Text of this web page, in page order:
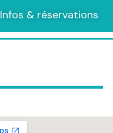
Infos & réservations